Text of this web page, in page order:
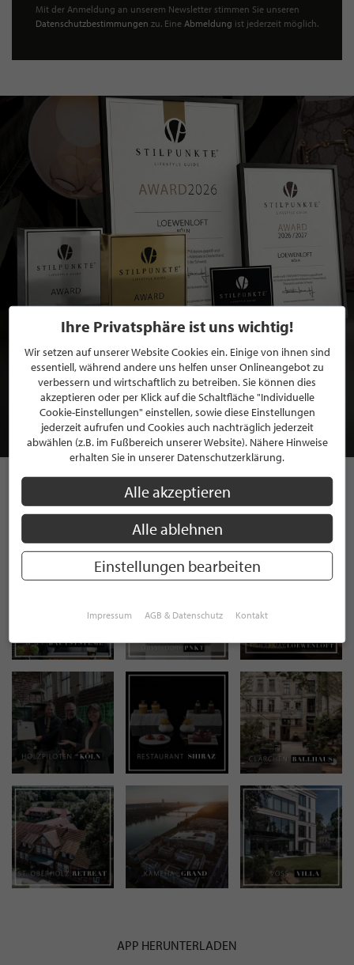
Mit der Anmeldung an unserem Newsletter stimmen Sie unseren
Datenschutzbestimmungen zu. Eine Abmeldung ist jederzeit möglich.
BEWERBEN SIE SICH FÜR EINE GRATIS
MITGLIEDSCHAFT BEI STILPUNKTE®
JETZT GRATIS BEWERBEN
STILPUNKTE AUF
INSTAGRAM
APP HERUNTERLADEN
Ihre Privatsphäre ist uns wichtig!
Wir setzen auf unserer Website Cookies ein. Einige von ihnen sind
essentiell, während andere uns helfen unser Onlineangebot zu
verbessern und wirtschaftlich zu betreiben. Sie können dies
akzeptieren oder per Klick auf die Schaltfläche "Individuelle
Cookie-Einstellungen" einstellen, sowie diese Einstellungen
jederzeit aufrufen und Cookies auch nachträglich jederzeit
abwählen (z.B. im Fußbereich unserer Website). Nähere Hinweise
erhalten Sie in unserer Datenschutzerklärung.
Alle akzeptieren
Alle ablehnen
Einstellungen bearbeiten
Impressum AGB & Datenschutz Kontakt